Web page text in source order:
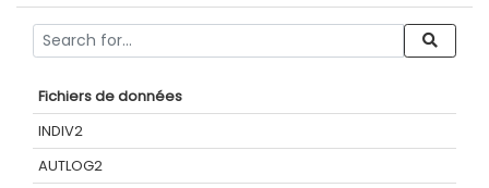
Fichiers de données
INDIV2
AUTLOG2